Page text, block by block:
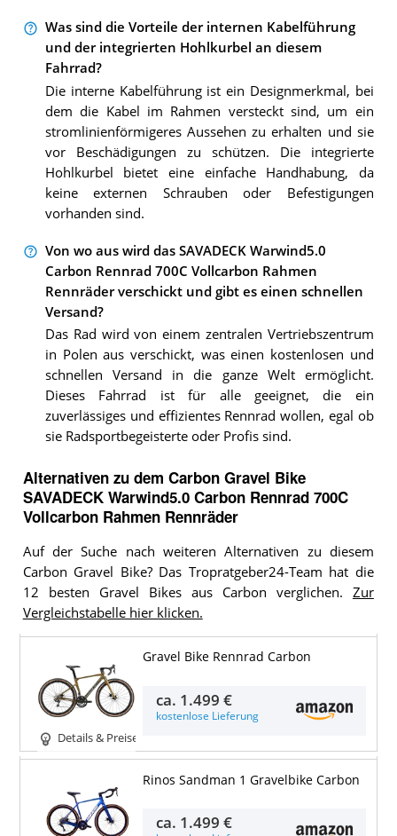
Was sind die Vorteile der internen Kabelführung
und der integrierten Hohlkurbel an diesem
Fahrrad?
Die interne Kabelführung ist ein Designmerkmal, bei
dem die Kabel im Rahmen versteckt sind, um ein
stromlinienförmigeres Aussehen zu erhalten und sie
vor Beschädigungen zu schützen. Die integrierte
Hohlkurbel bietet eine einfache Handhabung, da
keine externen Schrauben oder Befestigungen
vorhanden sind.
Von wo aus wird das SAVADECK Warwind5.0
Carbon Rennrad 700C Vollcarbon Rahmen
Rennräder verschickt und gibt es einen schnellen
Versand?
Das Rad wird von einem zentralen Vertriebszentrum
in Polen aus verschickt, was einen kostenlosen und
schnellen Versand in die ganze Welt ermöglicht.
Dieses Fahrrad ist für alle geeignet, die ein
zuverlässiges und effizientes Rennrad wollen, egal ob
sie Radsportbegeisterte oder Profis sind.
Alternativen zu dem Carbon Gravel Bike
SAVADECK Warwind5.0 Carbon Rennrad 700C
Vollcarbon Rahmen Rennräder
Auf der Suche nach weiteren Alternativen zu diesem
Carbon Gravel Bike? Das Tropratgeber24-Team hat die
12 besten Gravel Bikes aus Carbon verglichen. Zur
Vergleichstabelle hier klicken.
Details & Preise
Gravel Bike Rennrad Carbon
ca. 1.499 €
kostenlose Lieferung
Rinos Sandman 1 Gravelbike Carbon
ca. 1.499 €